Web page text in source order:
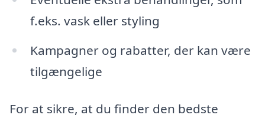
f.eks. vask eller styling
Kampagner og rabatter, der kan være
tilgængelige
For at sikre, at du finder den bedste